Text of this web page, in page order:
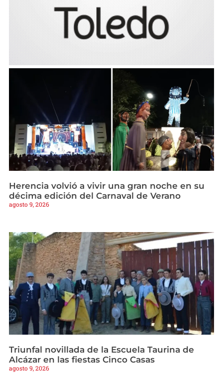
Herencia volvió a vivir una gran noche en su
décima edición del Carnaval de Verano
agosto 9, 2026
Triunfal novillada de la Escuela Taurina de
Alcázar en las fiestas Cinco Casas
agosto 9, 2026